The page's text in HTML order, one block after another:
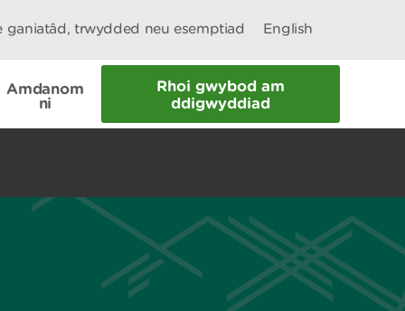
ganiatâd, trwydded neu esemptiad English
Amdanom
ni
Rhoi gwybod am
ddigwyddiad